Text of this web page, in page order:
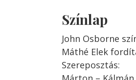
Színlap
John Osborne
Máthé Elek
Szereposztás: